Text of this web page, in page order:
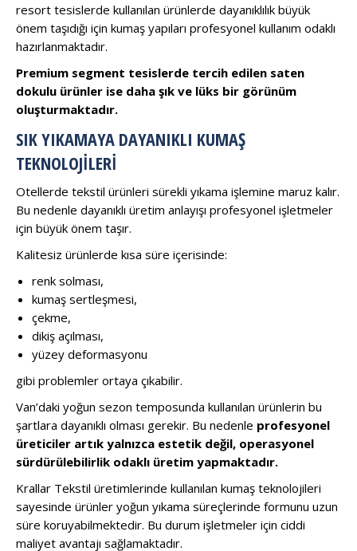
resort tesislerde kullanılan ürünlerde dayanıklılık büyük
önem taşıdığı için kumaş yapıları profesyonel kullanım odaklı
hazırlanmaktadır.
Premium segment tesislerde tercih edilen saten
dokulu ürünler ise daha şık ve lüks bir görünüm
oluşturmaktadır.
SIK YIKAMAYA DAYANIKLI KUMAŞ
TEKNOLOJILERI
Otellerde tekstil ürünleri sürekli yıkama işlemine maruz kalır.
Bu nedenle dayanıklı üretim anlayışı profesyonel işletmeler
için büyük önem taşır.
Kalitesiz ürünlerde kısa süre içerisinde:
renk solması,
kumaş sertleşmesi,
çekme,
dikiş açılması,
yüzey deformasyonu
gibi problemler ortaya çıkabilir.
Van’daki yoğun sezon temposunda kullanılan ürünlerin bu
şartlara dayanıklı olması gerekir. Bu nedenle profesyonel
üreticiler artık yalnızca estetik değil, operasyonel
sürdürülebilirlik odaklı üretim yapmaktadır.
Krallar Tekstil üretimlerinde kullanılan kumaş teknolojileri
sayesinde ürünler yoğun yıkama süreçlerinde formunu uzun
süre koruyabilmektedir. Bu durum işletmeler için ciddi
maliyet avantajı sağlamaktadır.